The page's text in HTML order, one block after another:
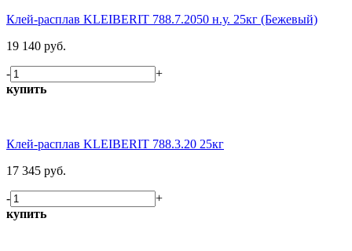
Клей-расплав KLEIBERIT 788.7.2050 н.у. 25кг (Бежевый)
19 140 руб.
-
+
купить
Клей-расплав KLEIBERIT 788.3.20 25кг
17 345 руб.
-
+
купить